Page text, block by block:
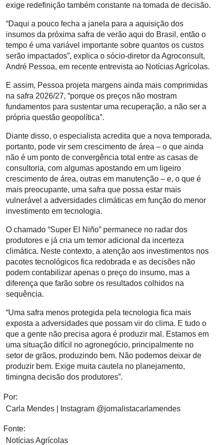
exige redefinição também constante na tomada de decisão.
“Daqui a pouco fecha a janela para a aquisição dos
insumos da próxima safra de verão aqui do Brasil, então o
tempo é uma variável importante sobre quantos os custos
serão impactados”, explica o sócio-diretor da Agroconsult,
André Pessoa, em recente entrevista ao Notícias Agrícolas.
E assim, Pessoa projeta margens ainda mais comprimidas
na safra 2026/27, “porque os preços não mostram
fundamentos para sustentar uma recuperação, a não ser a
própria questão geopolítica”.
Diante disso, o especialista acredita que a nova temporada,
portanto, pode vir sem crescimento de área – o que ainda
não é um ponto de convergência total entre as casas de
consultoria, com algumas apostando em um ligeiro
crescimento de área, outras em manutenção – e, o que é
mais preocupante, uma safra que possa estar mais
vulnerável a adversidades climáticas em função do menor
investimento em tecnologia.
O chamado “Super El Niño” permanece no radar dos
produtores e já cria um temor adicional da incerteza
climática. Neste contexto, a atenção aos investimentos nos
pacotes tecnológicos fica redobrada e as decisões não
podem contabilizar apenas o preço do insumo, mas a
diferença que farão sobre os resultados colhidos na
sequência.
“Uma safra menos protegida pela tecnologia fica mais
exposta a adversidades que possam vir do clima. E tudo o
que a gente não precisa agora é produzir mal. Estamos em
uma situação difícil no agronegócio, principalmente no
setor de grãos, produzindo bem. Não podemos deixar de
produzir bem. Exige muita cautela no planejamento,
timingna decisão dos produtores”.
Por:
Carla Mendes | Instagram @jornalistacarlamendes
Fonte:
Notícias Agrícolas